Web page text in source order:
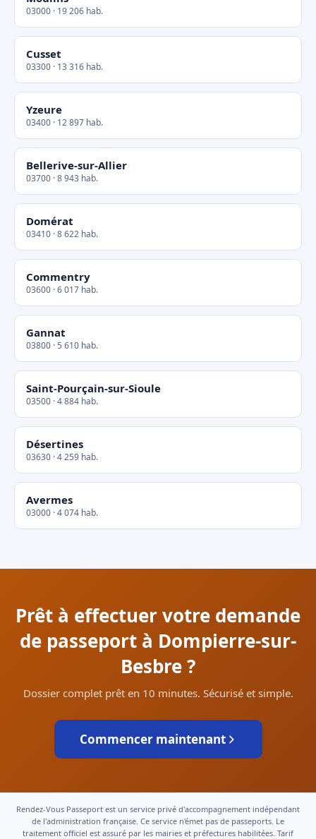
03000 · 19 206 hab.
Cusset
03300 · 13 316 hab.
Yzeure
03400 · 12 897 hab.
Bellerive-sur-Allier
03700 · 8 943 hab.
Domérat
03410 · 8 622 hab.
Commentry
03600 · 6 017 hab.
Gannat
03800 · 5 610 hab.
Saint-Pourçain-sur-Sioule
03500 · 4 884 hab.
Désertines
03630 · 4 259 hab.
Avermes
03000 · 4 074 hab.
Prêt à effectuer votre demande
de passeport à Dompierre-sur-
Besbre ?
Dossier complet prêt en 10 minutes. Sécurisé et simple.
Commencer maintenant
Rendez-Vous Passeport est un service privé d'accompagnement indépendant
de l'administration française. Ce service n'émet pas de passeports. Le
traitement officiel est assuré par les mairies et préfectures habilitées. Tarif